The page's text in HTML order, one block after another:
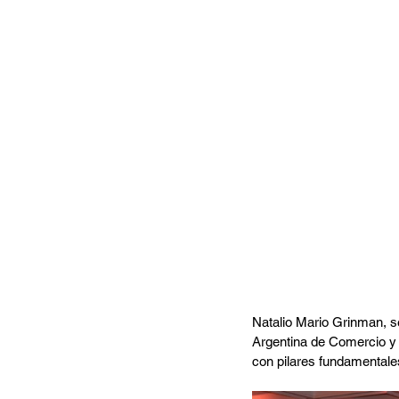
Natalio Mario Grinman,
Argentina de Comercio
con pilares